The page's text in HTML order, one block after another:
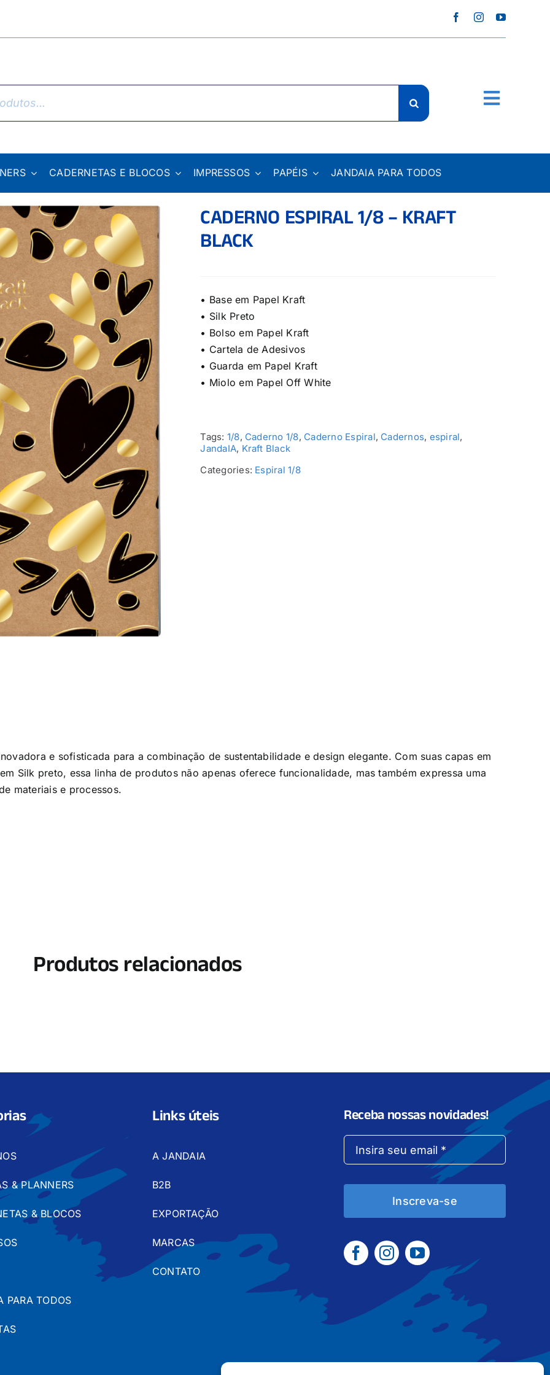
CADERNETAS E BLOCOS IMPRESSOS PAPÉIS JANDAIA PARA TODOS
CADERNO ESPIRAL 1/8 – KRAFT
BLACK
• Base em Papel Kraft
• Silk Preto
• Bolso em Papel Kraft
• Cartela de Adesivos
• Guarda em Papel Kraft
• Miolo em Papel Off White
Tags: 1/8, Caderno 1/8, Caderno Espiral, Cadernos, espiral,
JandaIA, Kraft Black
Categories: Espiral 1/8
e sofisticada para a combinação de sustentabilidade e design elegante. Com suas capas em
Silk preto, essa linha de produtos não apenas oferece funcionalidade, mas também expressa uma
materiais e processos.
Produtos relacionados
& PLANNERS
& BLOCOS
PARA TODOS
Links úteis
A JANDAIA
B2B
EXPORTAÇÃO
MARCAS
CONTATO
Receba nossas novidades!
Inscreva-se